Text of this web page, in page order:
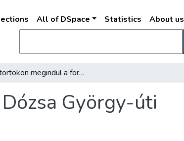
All of DSpace Statistics About us
Csütörtökön megindul a forgalom a Dózsa György-úti aluljárón
György-úti